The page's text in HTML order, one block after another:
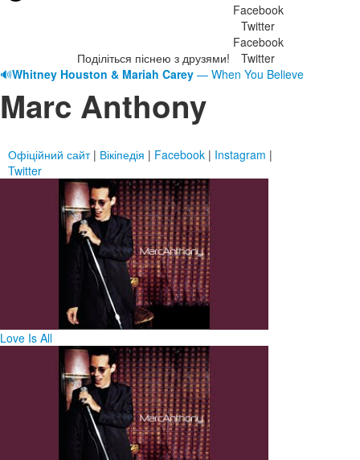
Поділіться піснею з друзями!
Facebook
Twitter
Facebook
Twitter
🔊Whitney Houston & Mariah Carey — When You Believe
Marc Anthony
Офіційний сайт| Вікіпедія | Facebook | Instagram |
Twitter
Love Is All